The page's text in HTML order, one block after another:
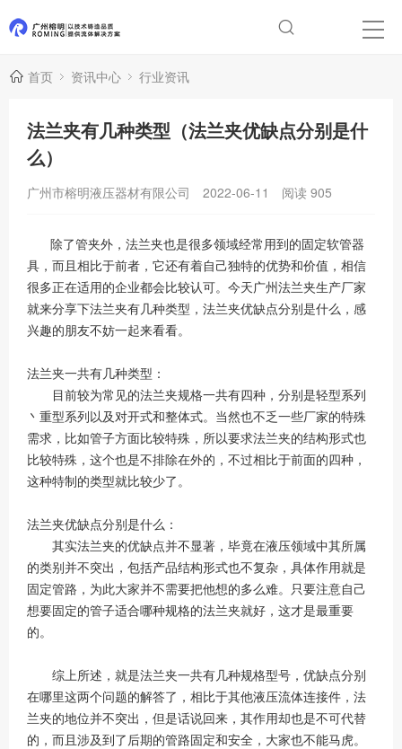
首页 资讯中心 行业资讯
法兰夹有几种类型（法兰夹优缺点分别是什
么）
广州市榕明液压器材有限公司 2022-06-11 阅读 905
除了管夹外，法兰夹也是很多领域经常用到的固定软管器
具，而且相比于前者，它还有着自己独特的优势和价值，相信
很多正在适用的企业都会比较认可。今天广州法兰夹生产厂家
就来分享下法兰夹有几种类型，法兰夹优缺点分别是什么，感
兴趣的朋友不妨一起来看看。
法兰夹一共有几种类型：
目前较为常见的法兰夹规格一共有四种，分别是轻型系列
丶重型系列以及对开式和整体式。当然也不乏一些厂家的特殊
需求，比如管子方面比较特殊，所以要求法兰夹的结构形式也
比较特殊，这个也是不排除在外的，不过相比于前面的四种，
这种特制的类型就比较少了。
法兰夹优缺点分别是什么：
其实法兰夹的优缺点并不显著，毕竟在液压领域中其所属
的类别并不突出，包括产品结构形式也不复杂，具体作用就是
固定管路，为此大家并不需要把他想的多么难。只要注意自己
想要固定的管子适合哪种规格的法兰夹就好，这才是最重要
的。
综上所述，就是法兰夹一共有几种规格型号，优缺点分别
在哪里这两个问题的解答了，相比于其他液压流体连接件，法
兰夹的地位并不突出，但是话说回来，其作用却也是不可代替
的，而且涉及到了后期的管路固定和安全，大家也不能马虎。